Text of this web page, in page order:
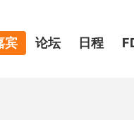
宾 论坛 日程